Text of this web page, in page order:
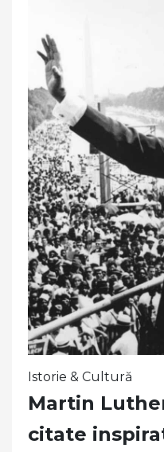
Istorie & Cultură
Martin
citate